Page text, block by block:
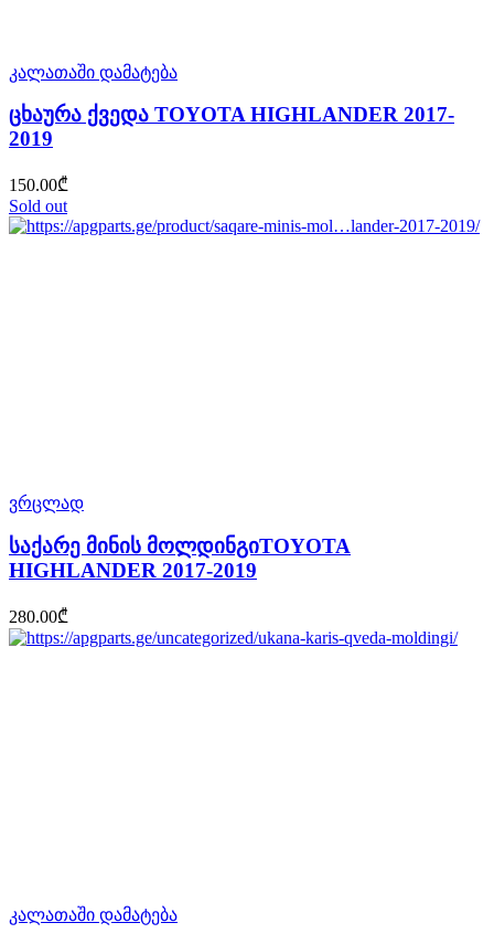
კალათაში დამატება
ცხაურა ქვედა TOYOTA HIGHLANDER 2017-
2019
150.00₾
Sold out
ვრცლად
საქარე მინის მოლდინგიTOYOTA
HIGHLANDER 2017-2019
280.00₾
კალათაში დამატება